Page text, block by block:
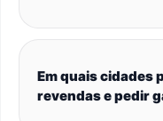
Em quais cidades
revendas e pedir